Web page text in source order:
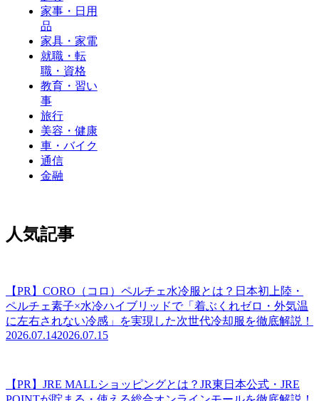
家事・日用
品
家具・家電
就職・転
職・資格
教育・習い
事
旅行
美容・健康
車・バイク
通信
金融
人気記事
【PR】CORO（コロ）ペルチェ水冷服とは？日本初上陸・
ペルチェ素子×水冷ハイブリッドで「着ぶくれゼロ・外気温
に左右されない冷感」を実現した次世代冷却服を徹底解説！
2026.07.142026.07.15
【PR】JRE MALLショッピングとは？JR東日本公式・JRE